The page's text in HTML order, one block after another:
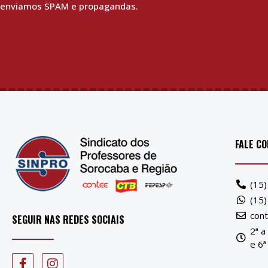
enviamos SPAM e propagandas.
SEGUIR NAS REDES SOCIAIS
FALE
2ª
e